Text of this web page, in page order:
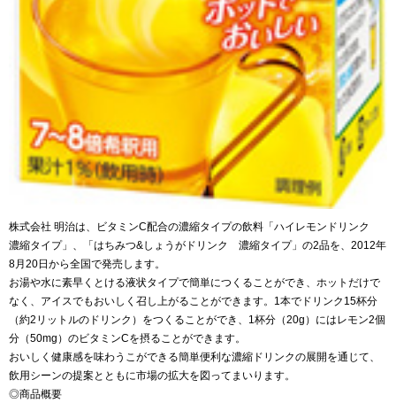
株式会社 明治は、ビタミンC配合の濃縮タイプの飲料「ハイレモンドリンク
濃縮タイプ」、「はちみつ&しょうがドリンク 濃縮タイプ」の2品を、2012年
8月20日から全国で発売します。
お湯や水に素早くとける液状タイプで簡単につくることができ、ホットだけで
なく、アイスでもおいしく召し上がることができます。1本でドリンク15杯分
（約2リットルのドリンク）をつくることができ、1杯分（20g）にはレモン2個
分（50mg）のビタミンCを摂ることができます。
おいしく健康感を味わうこができる簡単便利な濃縮ドリンクの展開を通じて、
飲用シーンの提案とともに市場の拡大を図ってまいります。
◎商品概要